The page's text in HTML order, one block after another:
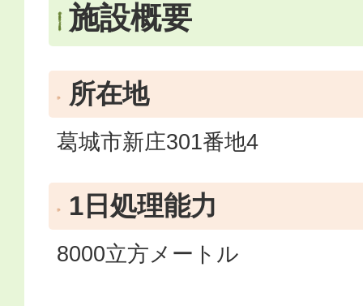
施設概要
所在地
葛城市新庄301番地4
1日処理能力
8000立方メートル